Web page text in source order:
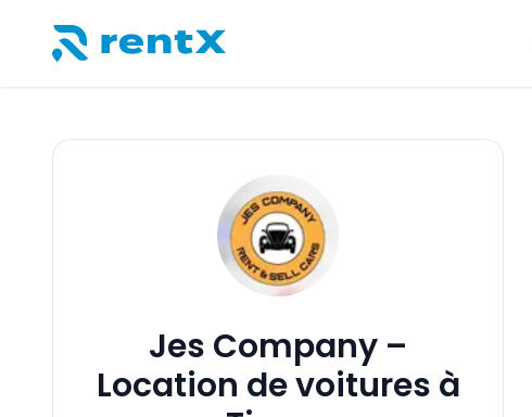
Jes Company –
Location de voitures à